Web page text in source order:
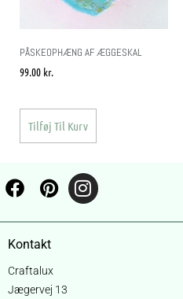
PÅSKEOPHÆNG AF ÆGGESKAL
99.00 kr.
Tilføj Til Kurv
Kontakt
Craftalux
Jægervej 13